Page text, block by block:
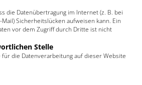
die Datenübertragung im Internet (z. B. bei
Sicherheitslücken aufweisen kann. Ein
vor dem Zugriff durch Dritte ist nicht
Stelle
die Datenverarbeitung auf dieser Website